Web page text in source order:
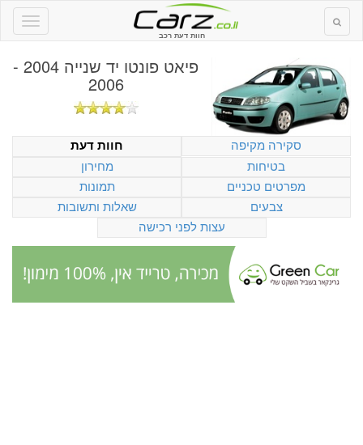
חוות דעת רכב
פיאט פונטו יד שנייה 2004 -
2006
סקירה מקיפה
חוות דעת
בטיחות
מחירון
מפרטים טכניים
תמונות
צבעים
שאלות ותשובות
עצות לפני רכישה